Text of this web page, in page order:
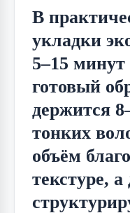
В
укладки
5–15
готовый
держится
тонких
объём
текстуре,